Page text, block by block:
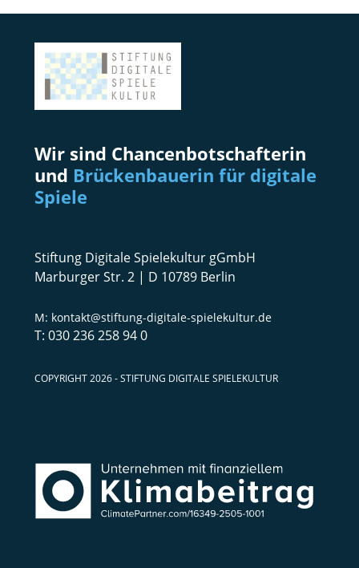
Wir sind Chancenbotschafterin
und Brückenbauerin für digitale
Spiele
Stiftung Digitale Spielekultur gGmbH
Marburger Str. 2 | D 10789 Berlin
kontakt@stiftung-digitale-spielekultur.de
030 236 258 94 0
COPYRIGHT 2026 - STIFTUNG DIGITALE SPIELEKULTUR